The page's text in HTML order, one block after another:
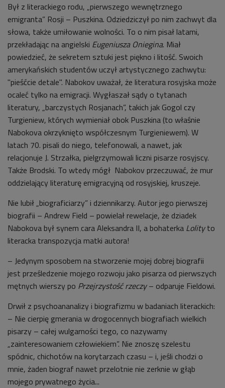
Był z literackiego rodu, „pierwszego wewnętrznego
emigranta” Rosji – Puszkina. Odziedziczył po nim zachwyt dla
słowa, także umiłowanie wolności. To o nim pisał latami,
przekładając na angielski Eugeniusza Oniegina. Miał
powiedzieć, że sekretem sztuki jest piękno i litość. Swoich
amerykańskich studentów uczył artystycznego zachwytu:
"pieśćcie detale". Nabokov uważał, że literatura rosyjska może
ocaleć tylko na emigracji. Wygłaszał sądy o tytanach
literatury, „barczystych Rosjanach”, takich jak Gogol czy
Turgieniew, których wymieniał obok Puszkina (to właśnie
Nabokova okrzyknięto współczesnym Turgieniewem). W
latach 70. pisali do niego, telefonowali, a nawet, jak
relacjonuje J. Strzałka, pielgrzymowali liczni pisarze rosyjscy.
Także Brodski. To wtedy mógł Nabokov przeczuwać, że mur
oddzielający literaturę emigracyjną od rosyjskiej, kruszeje.
Nie lubił „biograficiarzy” i dziennikarzy. Autor jego pierwszej
biografii – Andrew Field – powielał rewelacje, że dziadek
Nabokova był synem cara Aleksandra II, a bohaterka Lolityto
literacka transpozycja matki autora!
– Jedynym sposobem na stworzenie mojej dobrej biografii
jest prześledzenie mojego rozwoju jako pisarza od pierwszych
mętnych wierszy po Przejrzystość rzeczy– odparuje Fieldowi.
Drwił z psychoananalizy i biografizmu w badaniach literackich:
– Nie cierpię gmerania w drogocennych biografiach wielkich
pisarzy – całej wulgarności tego, co nazywamy
„zainteresowaniem człowiekiem”. Nie znoszę szelestu
spódnic, chichotów na korytarzach czasu – i, jeśli chodzi o
mnie, żaden biograf nawet przelotnie nie zerknie w głąb
mojego prywatnego życia...